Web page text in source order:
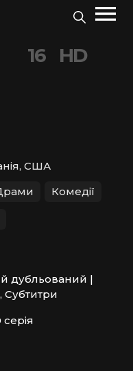
16
HD
США
Комедії
дубльований |
Субтитри
серія